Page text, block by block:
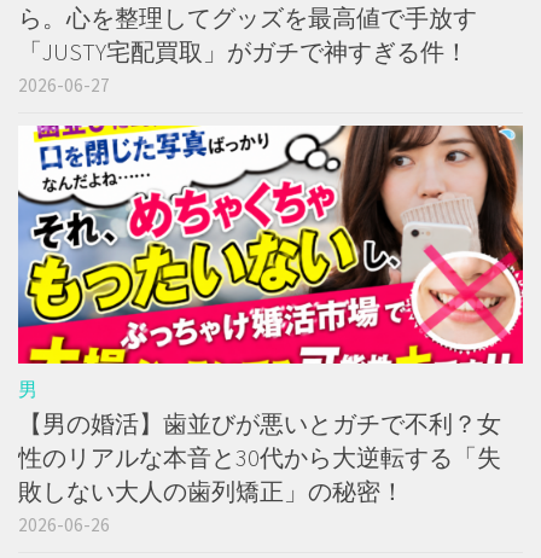
ら。心を整理してグッズを最高値で手放す
「JUSTY宅配買取」がガチで神すぎる件！
2026-06-27
男
【男の婚活】歯並びが悪いとガチで不利？女
性のリアルな本音と30代から大逆転する「失
敗しない大人の歯列矯正」の秘密！
2026-06-26